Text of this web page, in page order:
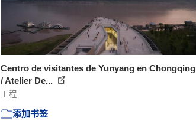
Centro de visitantes de Yunyang en Chongqing
/ Atelier De...
工程
添加书签